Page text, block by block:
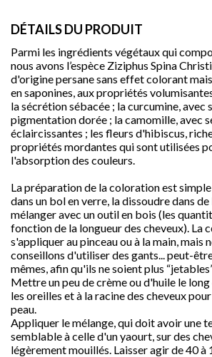

favorite
DÉTAILS DU PRODUIT
Parmi les ingrédients végétaux qui
nous avons l’espèce Ziziphus Spina
d'origine persane sans effet colorant
en saponines, aux propriétés
la sécrétion sébacée ; la curcumine, avec
pigmentation dorée ; la camomille, avec
éclaircissantes ; les fleurs d'hibiscus,
propriétés mordantes qui sont utilisées
l'absorption des couleurs.
La préparation de la coloration est
dans un bol en verre, la dissoudre dans
mélanger avec un outil en bois (les
fonction de la longueur des cheveux). La
s'appliquer au pinceau ou à la main, mais
conseillons d'utiliser des gants... peut-
mêmes, afin qu'ils ne soient plus
Mettre un peu de crème ou d'huile le
les oreilles et à la racine des cheveux
peau.
Appliquer le mélange, qui doit avoir une
semblable à celle d'un yaourt, sur des
légèrement mouillés. Laisser agir de 40 à